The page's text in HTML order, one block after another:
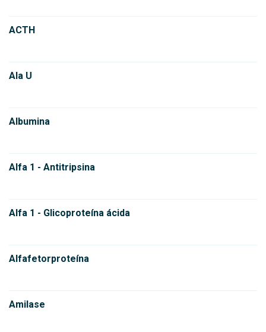
ACTH
Ala U
Albumina
Alfa 1 - Antitripsina
Alfa 1 - Glicoproteína ácida
Alfafetorproteína
Amilase